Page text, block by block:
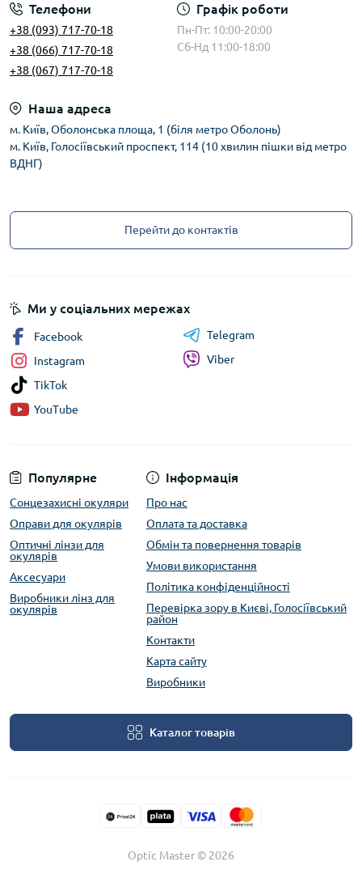
Телефони
+38 (093) 717-70-18
+38 (066) 717-70-18
+38 (067) 717-70-18
Графік роботи
Пн-Пт: 10:00-20:00
Сб-Нд 11:00-18:00
Наша адреса
м. Київ, Оболонська площа, 1 (біля метро Оболонь)
м. Київ, Голосіївський проспект, 114 (10 хвилин пішки від метро
ВДНГ)
Перейти до контактів
Популярне
Сонцезахисні окуляри
Оправи для окулярів
Оптичні лінзи для
окулярів
Аксесуари
Виробники лінз для
окулярів
Інформація
Про нас
Оплата та доставка
Обмін та повернення товарів
Умови використання
Політика конфіденційності
Перевірка зору в Києві, Голосіївський
район
Контакти
Карта сайту
Виробники
Каталог товарів
Ми у соціальних мережах
Facebook
Instagram
TikTok
YouTube
Telegram
Viber
Optic Master © 2026